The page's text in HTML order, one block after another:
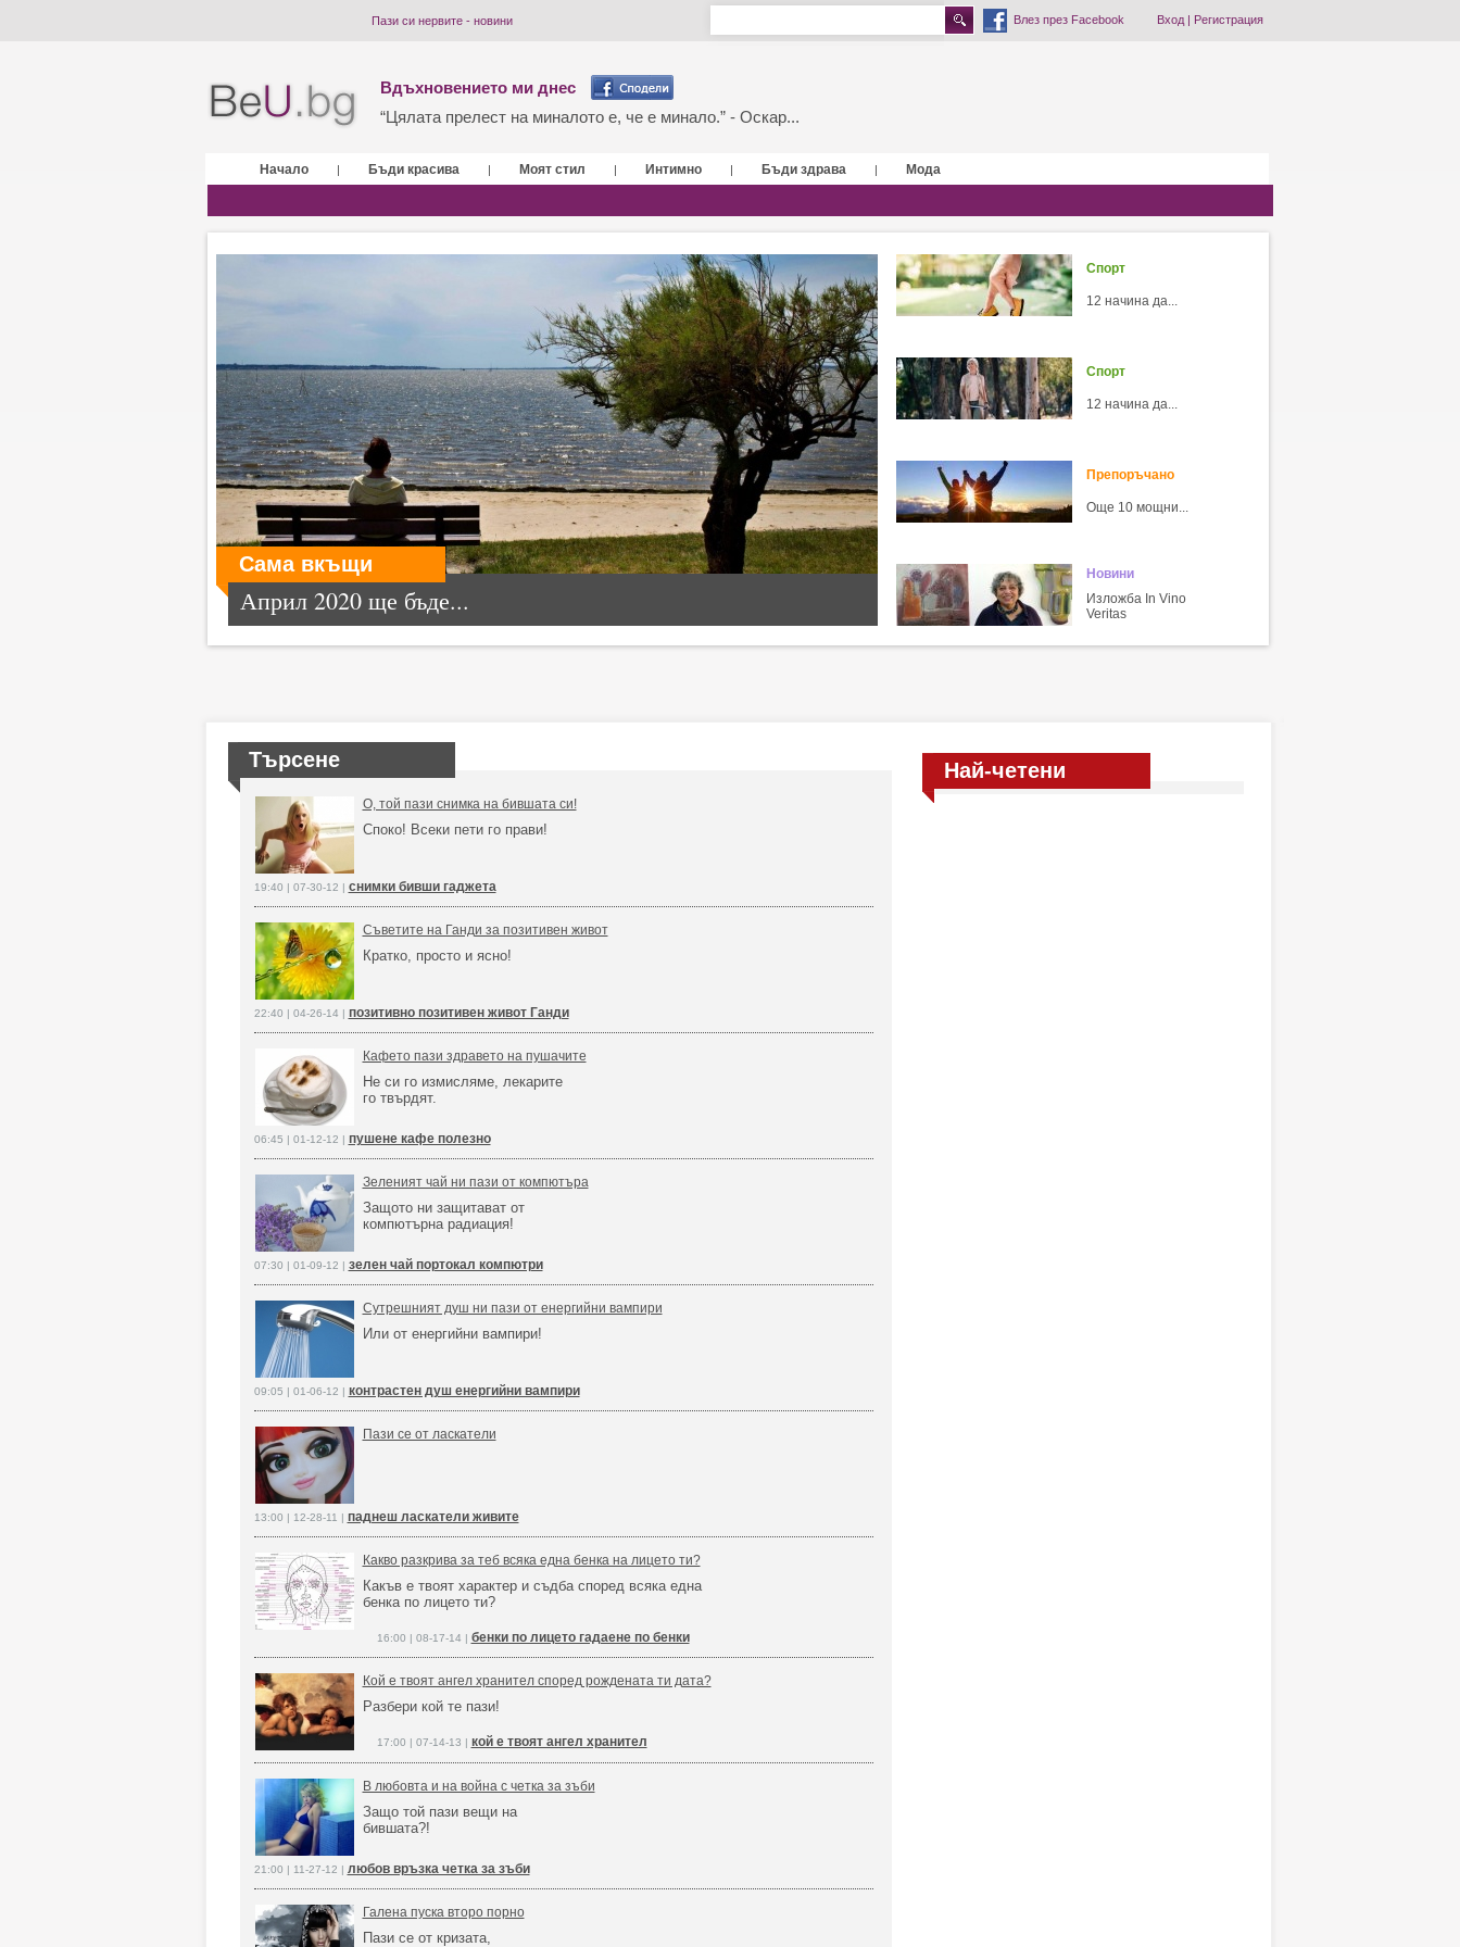
Пази си нервите - новини Влез през Facebook Вход| Регистрация
Вдъхновението ми днес
“Цялата прелест на миналото е, че е минало.” - Оскар...
Начало | Бъди красива | Моят стил | Интимно | Бъди здрава | Мода
Сама вкъщи
Април 2020 ще бъде...
Спорт
12 начина да...
Спорт
12 начина да...
Препоръчано
Още 10 мощни...
Новини
Изложба In Vino
Veritas
Търсене
О, той пази снимка на бившата си!
Споко! Всеки пети го прави!
19:40 | 07-30-12 | снимки бивши гаджета
Съветите на Ганди за позитивен живот
Кратко, просто и ясно!
22:40 | 04-26-14 | позитивно позитивен живот Ганди
Кафето пази здравето на пушачите
Не си го измисляме, лекарите
го твърдят.
06:45 | 01-12-12 | пушене кафе полезно
Зеленият чай ни пази от компютъра
Защото ни защитават от
компютърна радиация!
07:30 | 01-09-12 | зелен чай портокал компютри
Сутрешният душ ни пази от енергийни вампири
Или от енергийни вампири!
09:05 | 01-06-12 | контрастен душ енергийни вампири
Пази се от ласкатели
13:00 | 12-28-11 | паднеш ласкатели живите
Какво разкрива за теб всяка една бенка на лицето ти?
Какъв е твоят характер и съдба според всяка една
бенка по лицето ти?
16:00 | 08-17-14 | бенки по лицето гадаене по бенки
Кой е твоят ангел хранител според рождената ти дата?
Разбери кой те пази!
17:00 | 07-14-13 | кой е твоят ангел хранител
В любовта и на война с четка за зъби
Защо той пази вещи на
бившата?!
21:00 | 11-27-12 | любов връзка четка за зъби
Галена пуска второ порно
Пази се от кризата,
Най-четени